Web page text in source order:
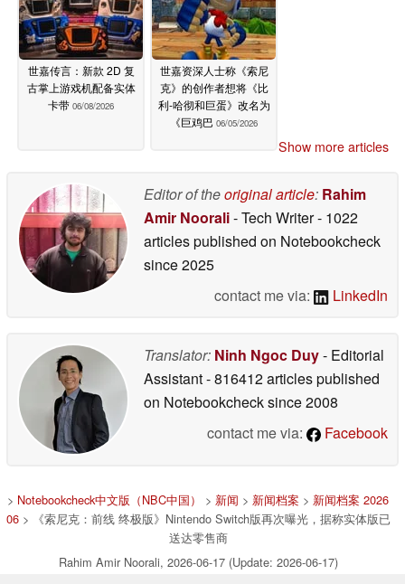
世嘉传言：新款 2D 复
古掌上游戏机配备实体
卡带 06/08/2026
世嘉资深人士称《索尼
克》的创作者想将《比
利-哈彻和巨蛋》改名为
《巨鸡巴 06/05/2026
Show more articles
Editor of theoriginal article: Rahim
Amir Noorali- Tech Writer- 1022
articles published on Notebookcheck
since 2025
contact me via:
LinkedIn
Translator: Ninh Ngoc Duy- Editorial
Assistant- 816412 articles published
on Notebookchecksince 2008
contact me via:
Facebook
> Notebookcheck中文版（NBC中国） > 新闻 > 新闻档案 > 新闻档案 2026
06> 《索尼克：前线 终极版》Nintendo Switch版再次曝光，据称实体版已
送达零售商
Rahim Amir Noorali, 2026-06-17 (Update: 2026-06-17)